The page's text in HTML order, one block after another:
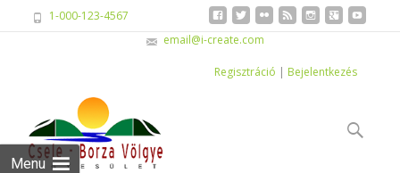
1-000-123-4567
email@i-create.com
Regisztráció | Bejelentkezés
Menu
to
content
Keresés: